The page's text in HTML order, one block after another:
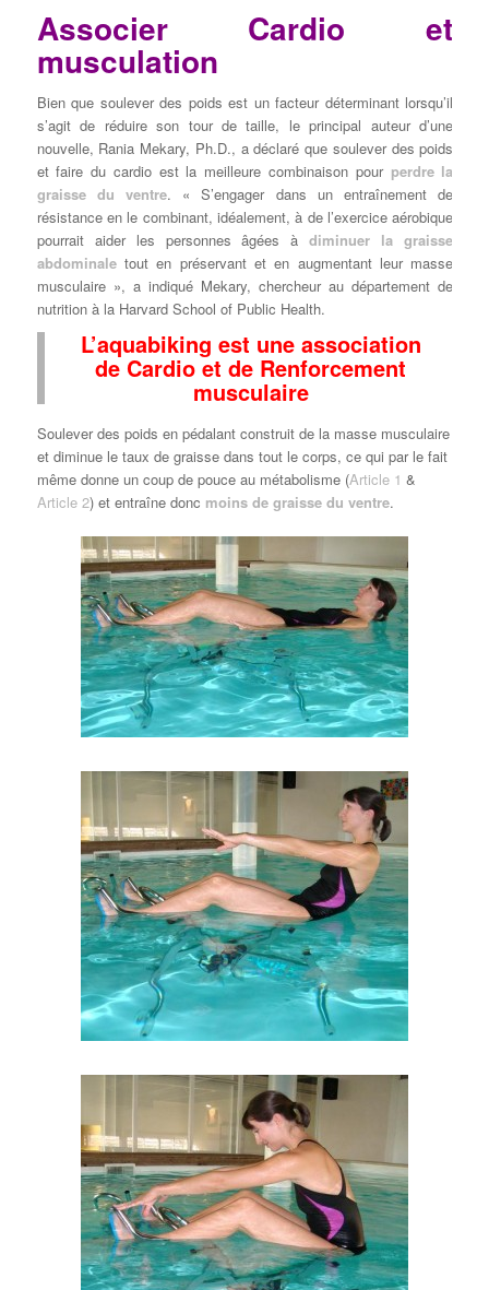
Associer Cardio et
musculation
Bien que soulever des poids est un facteur déterminant lorsqu’il
s’agit de réduire son tour de taille, le principal auteur d’une
nouvelle, Rania Mekary, Ph.D., a déclaré que soulever des poids
et faire du cardio est la meilleure combinaison pour perdre la
graisse du ventre. « S’engager dans un entraînement de
résistance en le combinant, idéalement, à de l’exercice aérobique
pourrait aider les personnes âgées àdiminuer la graisse
abdominaletout en préservant et en augmentant leur masse
musculaire », a indiqué Mekary, chercheur au département de
nutrition à la Harvard School of Public Health.
L’aquabiking est une association
de Cardio et de Renforcement
musculaire
Soulever des poids en pédalant construit de la masse musculaire
et diminue le taux de graisse dans tout le corps, ce qui par le fait
même donne un coup de pouce au métabolisme (Article 1 &
Article 2) et entraîne donc moins de graisse du ventre.